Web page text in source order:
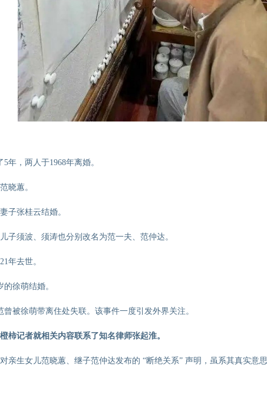
年，两人于1968年离婚。
晓蕙。
子张桂云结婚。
子须波、须涛也分别改名为范一夫、范仲达。
年去世。
徐萌结婚。
被徐萌带离住处失联。该事件一度引发外界关注。
柿记者就相关内容联系了知名律师张起淮。
亲生女儿范晓蕙、继子范仲达发布的 “断绝关系” 声明，虽系其真实意